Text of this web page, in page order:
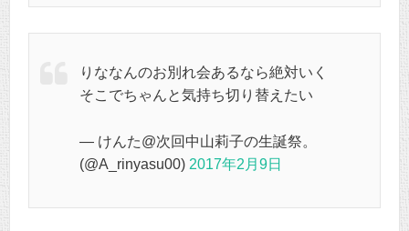
りななんのお別れ会あるなら絶対いく
そこでちゃんと気持ち切り替えたい
— けんた@次回中山莉子の生誕祭。
(@A_rinyasu00) 2017年2月9日